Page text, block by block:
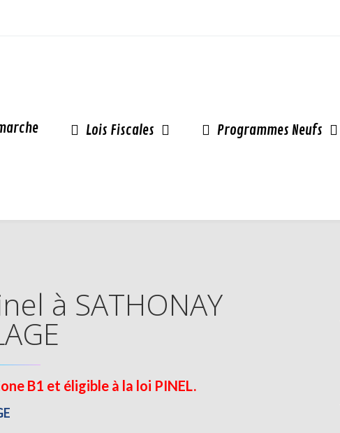
Lois Fiscales Programmes Neufs
à SATHONAY
B1 et éligible à la loi PINEL.